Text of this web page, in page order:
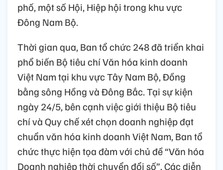
phố, một số Hội, Hiệp hội trong khu vực
Đông Nam Bộ.
Thời gian qua, Ban tổ chức 248 đã triển khai
phổ biến Bộ tiêu chí Văn hóa kinh doanh
Việt Nam tại khu vực Tây Nam Bộ, Đồng
bằng sông Hồng và Đông Bắc. Tại sự kiện
ngày 24/5, bên cạnh việc giới thiệu Bộ tiêu
chí và Quy chế xét chọn doanh nghiệp đạt
chuẩn văn hóa kinh doanh Việt Nam, Ban tổ
chức thực hiện tọa đàm với chủ đề “Văn hóa
Doanh nghiệp thời chuyển đổi số”. Các diễn